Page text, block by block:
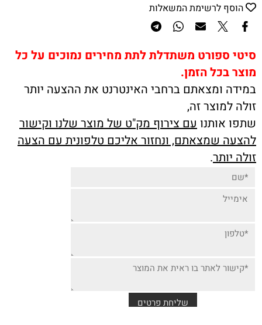
הוסף לרשימת המשאלות
סיטי ספורט משתדלת לתת מחירים נמוכים על כל
מוצר בכל הזמן.
במידה ומצאתם ברחבי האינטרנט את ההצעה יותר
זולה למוצר זה,
שתפו אותנו עם צירוף מק"ט של מוצר שלנו וקישור
להצעה שמצאתם, ונחזור אליכם טלפונית עם הצעה
זולה יותר.